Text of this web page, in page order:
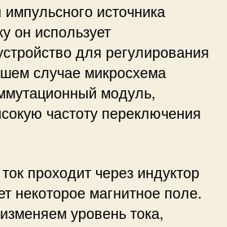
источника
он использует
для регулирования
случае микросхема
модуль,
частоту переключения
проходит через индуктор
некоторое магнитное поле.
уровень тока,